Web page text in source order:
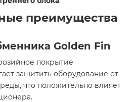
преимущества
Golden Fin
покрытие
защитить оборудование от
что положительно влияет